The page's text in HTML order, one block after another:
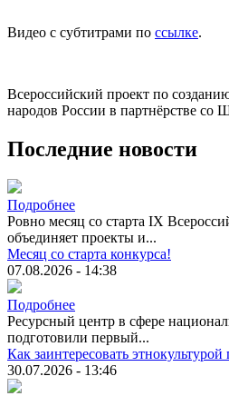
Видео с субтитрами по ссылке.
Всероссийский проект по
народов России в партнёрстве
Последние новости
Подробнее
Ровно месяц со старта IX
объединяет проекты и...
Месяц со старта конкурса!
07.08.2026 - 14:38
Подробнее
Ресурсный центр в сфере
подготовили первый...
Как заинтересовать
30.07.2026 - 13:46